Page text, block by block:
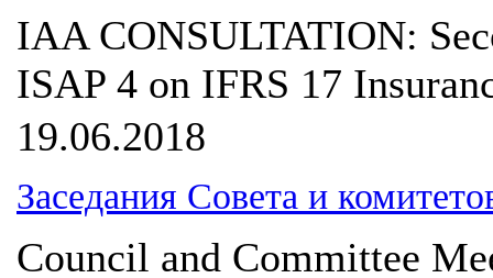
IAA CONSULTATION:
ISAP 4 on IFRS 17
19.06.2018
Заседания Совета и
Council and Committee